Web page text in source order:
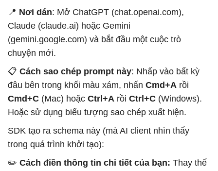
📍 Nơi dán: Mở ChatGPT (chat.openai.com),
Claude (claude.ai) hoặc Gemini
(gemini.google.com) và bắt đầu một cuộc trò
chuyện mới.
📋 Cách sao chép prompt này: Nhấp vào bất kỳ
đâu bên trong khối màu xám, nhấn Cmd+A rồi
Cmd+C (Mac) hoặc Ctrl+A rồi Ctrl+C (Windows).
Hoặc sử dụng biểu tượng sao chép xuất hiện.
SDK tạo ra schema này (mà AI client nhìn thấy
trong quá trình khởi tạo):
✏️ Cách điền thông tin chi tiết của bạn: Thay thế